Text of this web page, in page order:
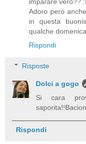
imparare vero??
Adoro però
in questa
qualche
Rispondi
Risposte
Dolci a gogo
Si cara
Rispondi